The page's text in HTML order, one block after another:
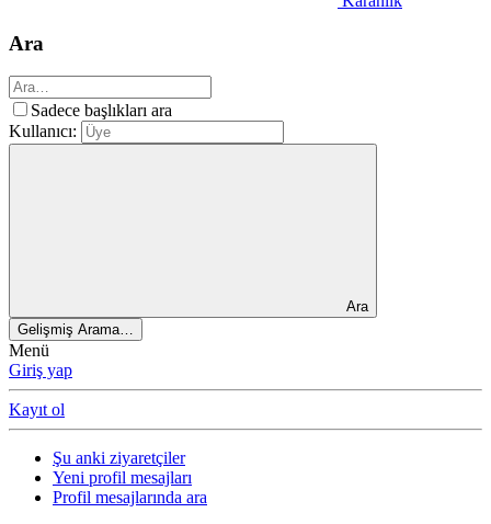
Ara
Sadece başlıkları ara
Kullanıcı:
Ara
Gelişmiş Arama…
Menü
Giriş yap
Kayıt ol
Şu anki ziyaretçiler
Yeni profil mesajları
Profil mesajlarında ara